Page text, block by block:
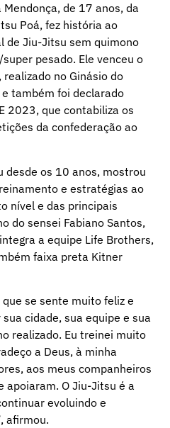
de 17 anos, da
Poá, fez história ao
de Jiu-Jitsu sem quimono
pesado. Ele venceu o
realizado no Ginásio do
também foi declarado
2023, que contabiliza os
da confederação ao
desde os 10 anos, mostrou
e estratégias ao
nível e das principais
do sensei Fabiano Santos,
a equipe Life Brothers,
faixa preta Kitner
se sente muito feliz e
cidade, sua equipe e sua
realizado. Eu treinei muito
a Deus, à minha
aos meus companheiros
apoiaram. O Jiu-Jitsu é a
evoluindo e
afirmou.